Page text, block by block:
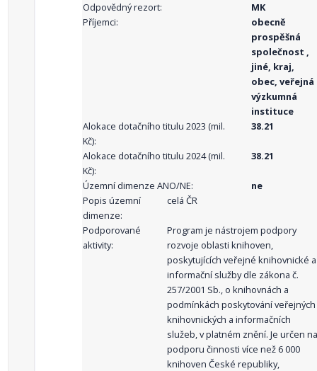
Odpovědný rezort:
MK
Příjemci:
obecně
prospěšná
společnost ,
jiné, kraj,
obec, veřejná
výzkumná
instituce
Alokace dotačního titulu 2023 (mil.
Kč):
38.21
Alokace dotačního titulu 2024 (mil.
Kč):
38.21
Územní dimenze ANO/NE:
ne
Popis územní
dimenze:
celá ČR
Podporované
aktivity:
Program je nástrojem podpory
rozvoje oblasti knihoven,
poskytujících veřejné knihovnické a
informační služby dle zákona č.
257/2001 Sb., o knihovnách a
podmínkách poskytování veřejných
knihovnických a informačních
služeb, v platném znění. Je určen na
podporu činnosti více než 6 000
knihoven České republiky,